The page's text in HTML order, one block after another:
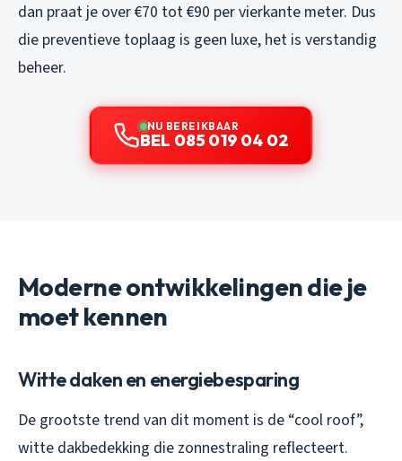
dan praat je over €70 tot €90 per vierkante meter. Dus
die preventieve toplaag is geen luxe, het is verstandig
beheer.
NU BEREIKBAAR
BEL 085 019 04 02
Moderne ontwikkelingen die je
moet kennen
Witte daken en energiebesparing
De grootste trend van dit moment is de “cool roof”,
witte dakbedekking die zonnestraling reflecteert.